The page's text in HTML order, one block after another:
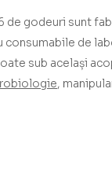
de godeuri sunt
consumabile de
sub același
,